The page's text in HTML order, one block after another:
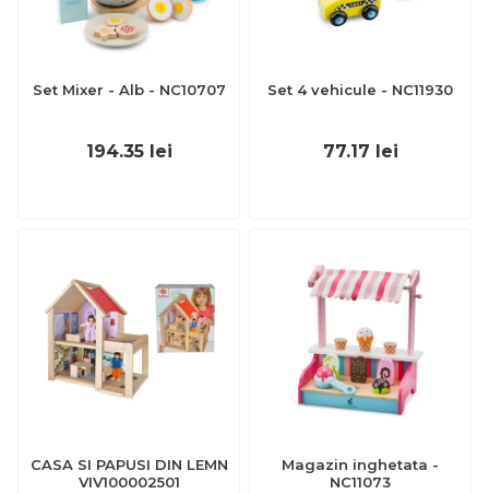
Set Mixer - Alb - NC10707
194.35 lei
Set 4 vehicule - NC11930
77.17 lei
CASA SI PAPUSI DIN LEMN
VIV100002501
Magazin inghetata -
NC11073